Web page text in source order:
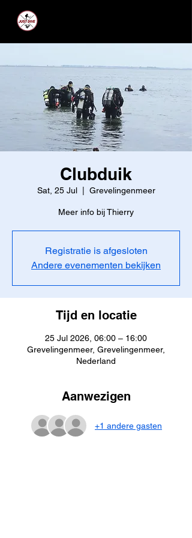
Clubduik
Sat, 25 Jul
  |
Grevelingenmeer
Meer info bij Thierry
Registratie is afgesloten
Andere evenementen bekijken
Tijd en locatie
25 Jul 2026, 06:00 – 16:00
Grevelingenmeer, Grevelingenmeer,
Nederland
Aanwezigen
+1 andere gasten